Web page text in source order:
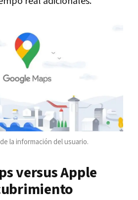
la información del usuario.
versus Apple